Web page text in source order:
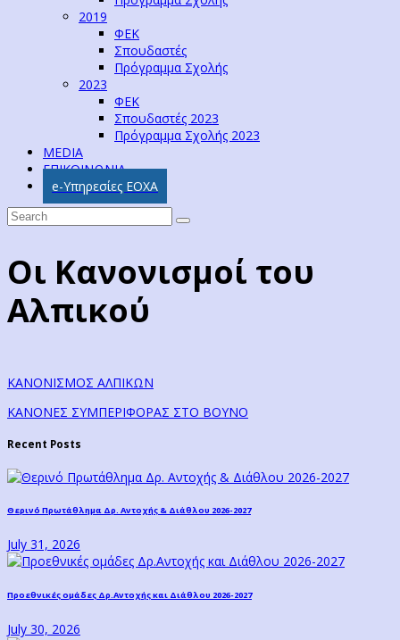
2019
ΦΕΚ
Σπουδαστές
Πρόγραμμα Σχολής
2023
ΦΕΚ
Σπουδαστές 2023
Πρόγραμμα Σχολής 2023
MEDIA
ΕΠΙΚΟΙΝΩΝΙΑ
e-Υπηρεσίες ΕΟΧΑ
Οι Κανονισμοί του
Αλπικού
ΚΑΝΟΝΙΣΜΟΣ ΑΛΠΙΚΩΝ
ΚΑΝΟΝΕΣ ΣΥΜΠΕΡΙΦΟΡΑΣ ΣΤΟ ΒΟΥΝΟ
Recent Posts
Θερινό Πρωτάθλημα Δρ. Αντοχής & Διάθλου 2026-2027
July 31, 2026
Προεθνικές ομάδες Δρ.Αντοχής και Διάθλου 2026-2027
July 30, 2026